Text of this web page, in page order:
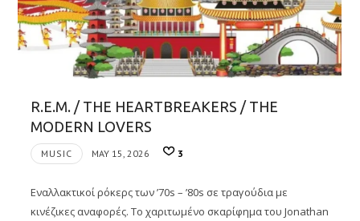
R.E.M. / THE HEARTBREAKERS / THE
MODERN LOVERS
MUSIC MAY 15, 2026 3
Εναλλακτικοί ρόκερς των ’70s – ’80s σε τραγούδια με
κινέζικες αναφορές. Το χαριτωμένο σκαρίφημα του Jonathan